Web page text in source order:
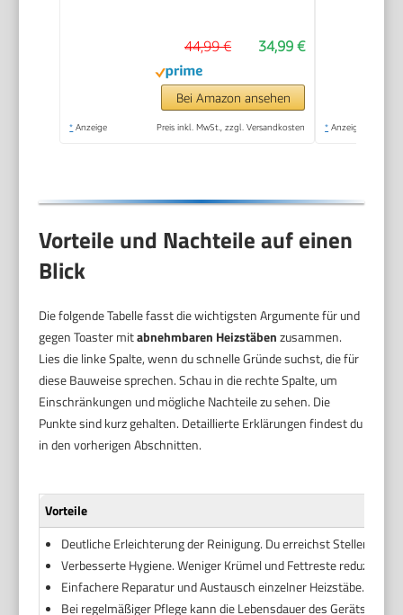
Abschaltautomatik,
Liftfunktion,
Brotzentrierung,
perfekt für 2
34,99 €
44,99 €
Bei Amazon ansehen
* Anzeige Preis inkl. MwSt., zzgl. Versandkosten * Anzeige
Vorteile und Nachteile auf einen
Blick
Die folgende Tabelle fasst die wichtigsten Argumente für und
gegen Toaster mitabnehmbaren Heizstäbenzusammen.
Lies die linke Spalte, wenn du schnelle Gründe suchst, die für
diese Bauweise sprechen. Schau in die rechte Spalte, um
Einschränkungen und mögliche Nachteile zu sehen. Die
Punkte sind kurz gehalten. Detaillierte Erklärungen findest du
in den vorherigen Abschnitten.
Vorteile
Deutliche Erleichterung der Reinigung. Du erreichst Stellen, die
Verbesserte Hygiene. Weniger Krümel und Fettreste reduzieren
Einfachere Reparatur und Austausch einzelner Heizstäbe.
Bei regelmäßiger Pflege kann die Lebensdauer des Geräts